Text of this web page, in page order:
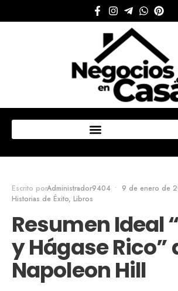
Escrito porAdministrador9404 • 9 de enero de
Historias de Éxito, Libros
Resumen Ideal
y Hágase Rico”
Napoleon Hill